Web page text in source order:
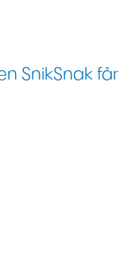
SnikSnak får